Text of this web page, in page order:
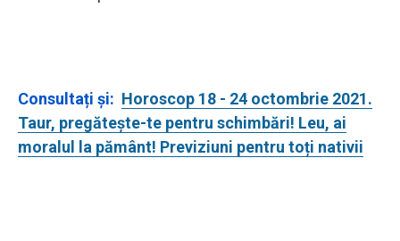
Consultați și: Horoscop 18 - 24 octombrie 2021.
Taur, pregătește-te pentru schimbări! Leu, ai
moralul la pământ! Previziuni pentru toți nativii